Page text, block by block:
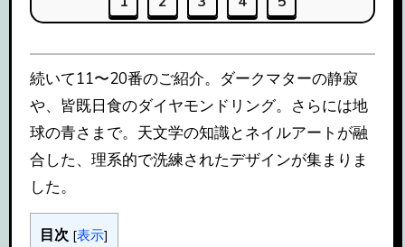
続いて11〜20番のご紹介。ダークマターの静寂
や、皆既日食のダイヤモンドリング。さらには地
球の青さまで。天文学の知識とネイルアートが融
合した、理系的で洗練されたデザインが集まりま
した。
目次 [表示]